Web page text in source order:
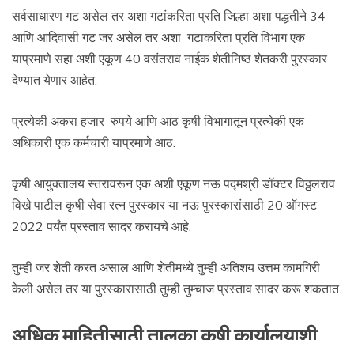
सर्वसाधारण गट असेल तर अशा गटांकरिता प्रति जिल्हा अशा पद्धतीने 34
आणि आदिवासी गट जर असेल तर अशा गटाकरिता प्रति विभाग एक
याप्रमाणे सहा अशी एकूण 40 वसंतराव नाईक शेतीनिष्ठ शेतकरी पुरस्कार
देण्यात येणार आहेत.
प्रत्येकी अकरा हजार रुपये आणि आठ कृषी विभागातून प्रत्येकी एक
अधिकारी एक कर्मचारी याप्रमाणे आठ.
कृषी आयुक्तालय स्तरावरून एक अशी एकूण नऊ पद्मश्री डॉक्टर विठ्ठलराव
विखे पाटील कृषी सेवा रत्न पुरस्कार या नऊ पुरस्कारांसाठी 20 ऑगस्ट
2022 पर्यंत प्रस्ताव सादर करायचे आहे.
तुम्ही जर शेती करत असाल आणि शेतीमध्ये तुम्ही अतिशय उत्तम कामगिरी
केली असेल तर या पुरस्कारासाठी तुम्ही तुम्चाज प्रस्ताव सादर करू शकतात.